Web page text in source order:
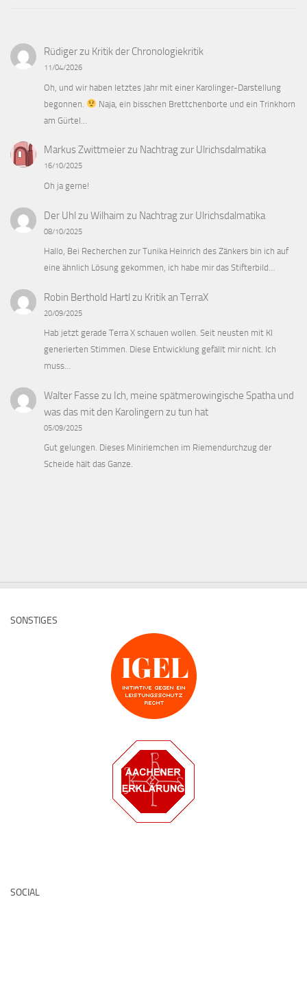
Rüdigerzu Kritik der Chronologiekritik
11/04/2026
Oh, und wir haben letztes Jahr mit einer Karolinger-Darstellung
begonnen.
Naja, ein bisschen Brettchenborte und ein Trinkhorn
am Gürtel…
Markus Zwittmeierzu Nachtrag zur Ulrichsdalmatika
16/10/2025
Oh ja gerne!
Der Uhl zu Wilhaim zu Nachtrag zur Ulrichsdalmatika
08/10/2025
Hallo, Bei Recherchen zur Tunika Heinrich des Zänkers bin ich auf
eine ähnlich Lösung gekommen, ich habe mir das Stifterbild…
Robin Berthold Hartl zu Kritik an TerraX
20/09/2025
Hab jetzt gerade Terra X schauen wollen. Seit neusten mit KI
generierten Stimmen. Diese Entwicklung gefällt mir nicht. Ich
muss…
Walter Fasse zu Ich, meine spätmerowingische Spatha und
was das mit den Karolingern zu tun hat
05/09/2025
Gut gelungen. Dieses Miniriemchen im Riemendurchzug der
Scheide hält das Ganze.
SONSTIGES
SOCIAL